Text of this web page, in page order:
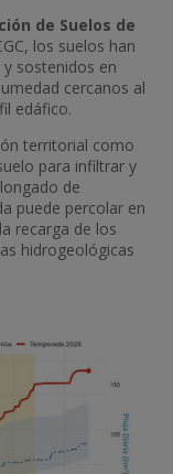
de Suelos de
los suelos han
sostenidos en
cercanos al
edáfico.
territorial como
para infiltrar y
de
puede percolar en
recarga de los
hidrogeológicas